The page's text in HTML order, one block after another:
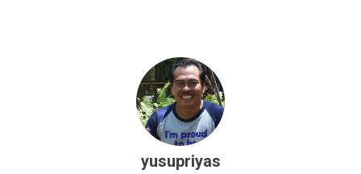
yusupriyas